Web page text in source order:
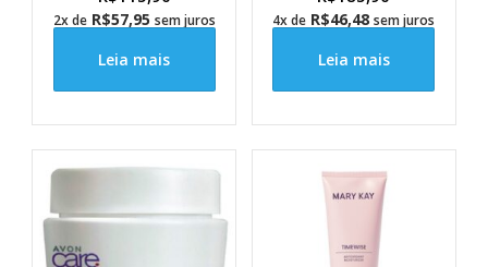
2x de R$57,95 sem juros
Leia mais
4x de R$46,48 sem juros
Leia mais